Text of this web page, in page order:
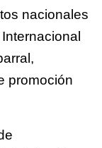
nacionales
promoción